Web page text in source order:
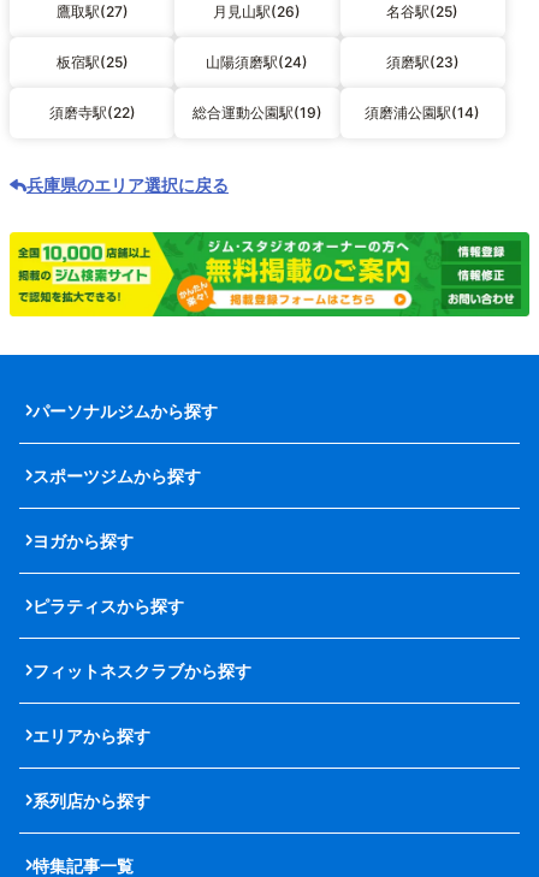
鷹取駅(27) 月見山駅(26) 名谷駅(25)
板宿駅(25) 山陽須磨駅(24) 須磨駅(23)
須磨寺駅(22) 総合運動公園駅(19) 須磨浦公園駅(14)
兵庫県のエリア選択に戻る
パーソナルジムから探す
スポーツジムから探す
ヨガから探す
ピラティスから探す
フィットネスクラブから探す
エリアから探す
系列店から探す
特集記事一覧